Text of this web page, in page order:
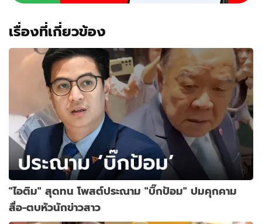
เรื่องที่เกี่ยวข้อง
"ไอติม" สุดทน โพสต์ประณาม "บิ๊กป้อม" ปมคุกคาม
สื่อ-ตบหัวนักข่าวสาว